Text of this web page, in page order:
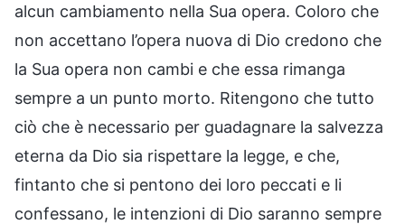
alcun cambiamento nella Sua opera. Coloro che
non accettano l’opera nuova di Dio credono che
la Sua opera non cambi e che essa rimanga
sempre a un punto morto. Ritengono che tutto
ciò che è necessario per guadagnare la salvezza
eterna da Dio sia rispettare la legge, e che,
fintanto che si pentono dei loro peccati e li
confessano, le intenzioni di Dio saranno sempre